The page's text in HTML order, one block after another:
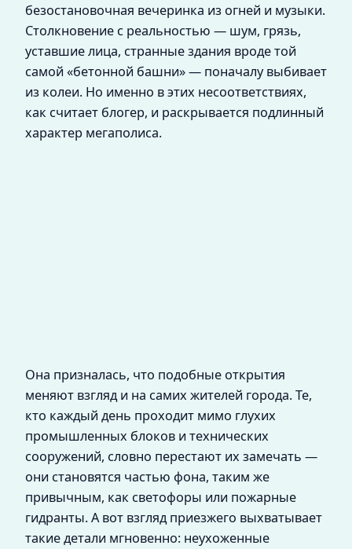
безостановочная вечеринка из огней и музыки.
Столкновение с реальностью — шум, грязь,
уставшие лица, странные здания вроде той
самой «бетонной башни» — поначалу выбивает
из колеи. Но именно в этих несоответствиях,
как считает блогер, и раскрывается подлинный
характер мегаполиса.
Она призналась, что подобные открытия
меняют взгляд и на самих жителей города. Те,
кто каждый день проходит мимо глухих
промышленных блоков и технических
сооружений, словно перестают их замечать —
они становятся частью фона, таким же
привычным, как светофоры или пожарные
гидранты. А вот взгляд приезжего выхватывает
такие детали мгновенно: неухоженные